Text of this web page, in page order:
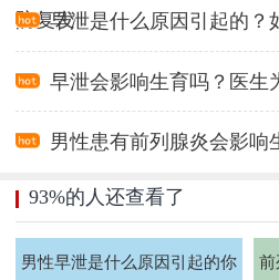
防复发早泄是什么原因引起的？
早泄会影响生育吗？医生
男性患有前列腺炎会影响
93%的人还查看了
男性早泄是什么原因引起的你 前